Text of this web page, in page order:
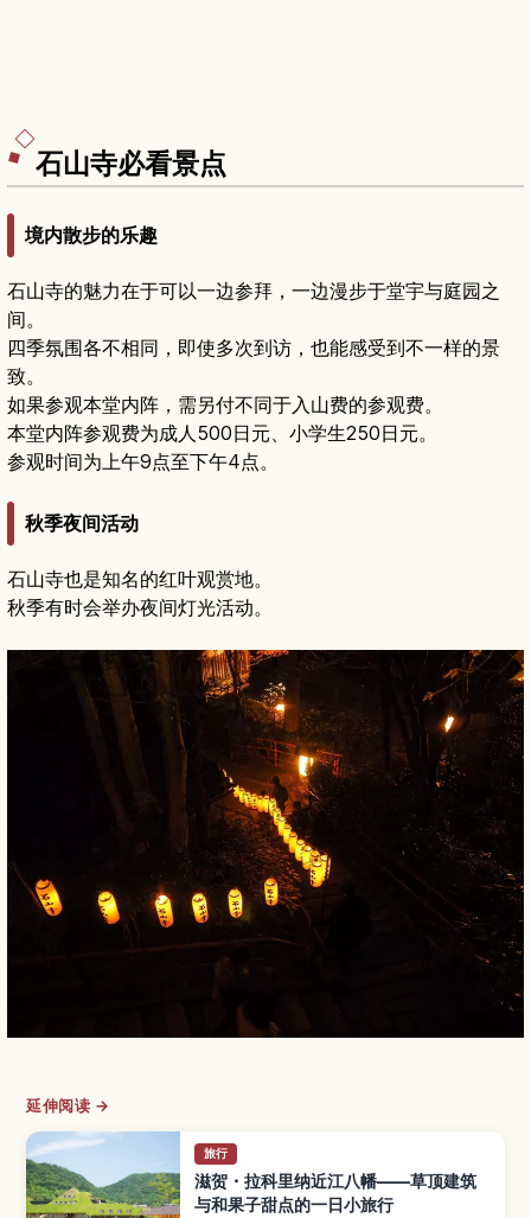
石山寺必看景点
境内散步的乐趣
石山寺的魅力在于可以一边参拜，一边漫步于堂宇与庭园之
间。
四季氛围各不相同，即使多次到访，也能感受到不一样的景
致。
如果参观本堂内阵，需另付不同于入山费的参观费。
本堂内阵参观费为成人500日元、小学生250日元。
参观时间为上午9点至下午4点。
秋季夜间活动
石山寺也是知名的红叶观赏地。
秋季有时会举办夜间灯光活动。
延伸阅读 →
旅行
滋贺・拉科里纳近江八幡——草顶建筑
与和果子甜点的一日小旅行